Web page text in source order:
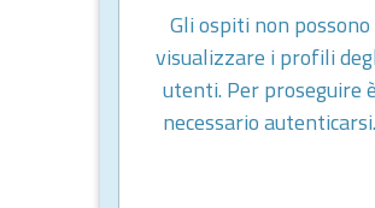
Gli ospiti non possono
visualizzare i profili
utenti. Per proseguire è
necessario autenticarsi.